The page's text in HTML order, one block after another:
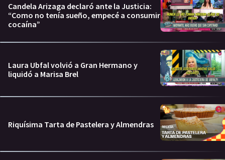
Candela Arizaga declaró ante la Justicia:
“Como no tenía sueño, empecé a consumir
cocaína”
Laura Ubfal volvió a Gran Hermano y
liquidó a Marisa Brel
Riquísima Tarta de Pastelera y Almendras